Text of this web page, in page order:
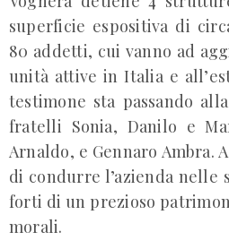
superficie espositiva di
80 addetti, cui vanno ad
unità attive in Italia e
testimone sta passando
fratelli Sonia, Danilo e
Arnaldo, e Gennaro Ambra.
di condurre l’azienda nelle
forti di un prezioso
morali.